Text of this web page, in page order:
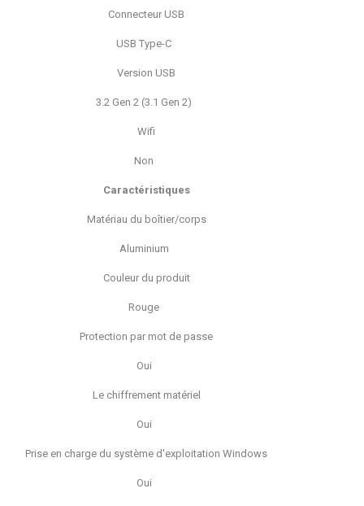
Connecteur USB
USB Type-C
Version USB
3.2 Gen 2 (3.1 Gen 2)
Wifi
Non
Caractéristiques
Matériau du boîtier/corps
Aluminium
Couleur du produit
Rouge
Protection par mot de passe
Oui
Le chiffrement matériel
Oui
Prise en charge du système d'exploitation Windows
Oui